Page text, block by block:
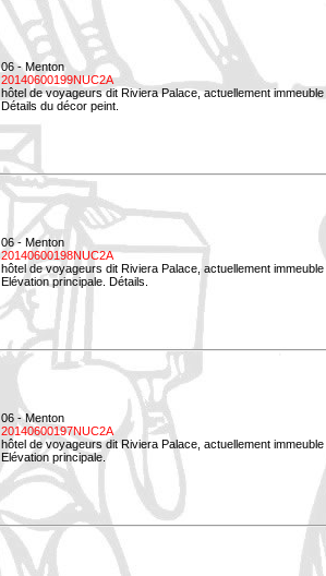
06 - Menton
20140600199NUC2A
hôtel de voyageurs dit Riviera Palace, actuellement immeuble
Détails du décor peint.
06 - Menton
20140600198NUC2A
hôtel de voyageurs dit Riviera Palace, actuellement immeuble
Elévation principale. Détails.
06 - Menton
20140600197NUC2A
hôtel de voyageurs dit Riviera Palace, actuellement immeuble
Elévation principale.